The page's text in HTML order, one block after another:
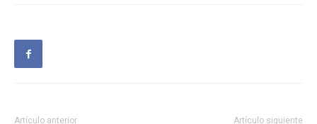
Artículo anterior Artículo siguiente